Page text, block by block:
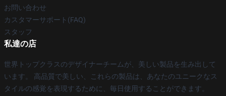
お問い合わせ
カスタマーサポート(FAQ)
スタッフ
私達の店
世界トップクラスのデザイナーチームが、美しい製品を生み出して
います。 高品質で美しい、これらの製品は、あなたのユニークなス
タイルの感覚を表現するために、毎日使用することができます。